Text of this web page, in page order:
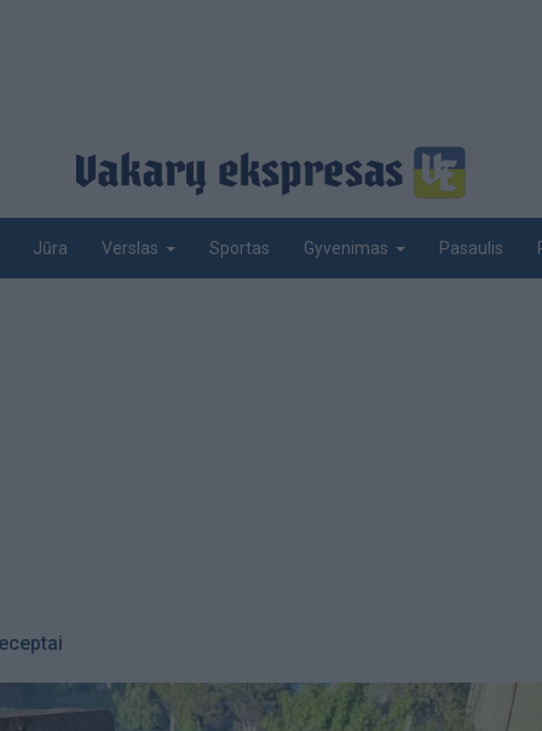
Jūra Verslas Sportas Gyvenimas Pasaulis